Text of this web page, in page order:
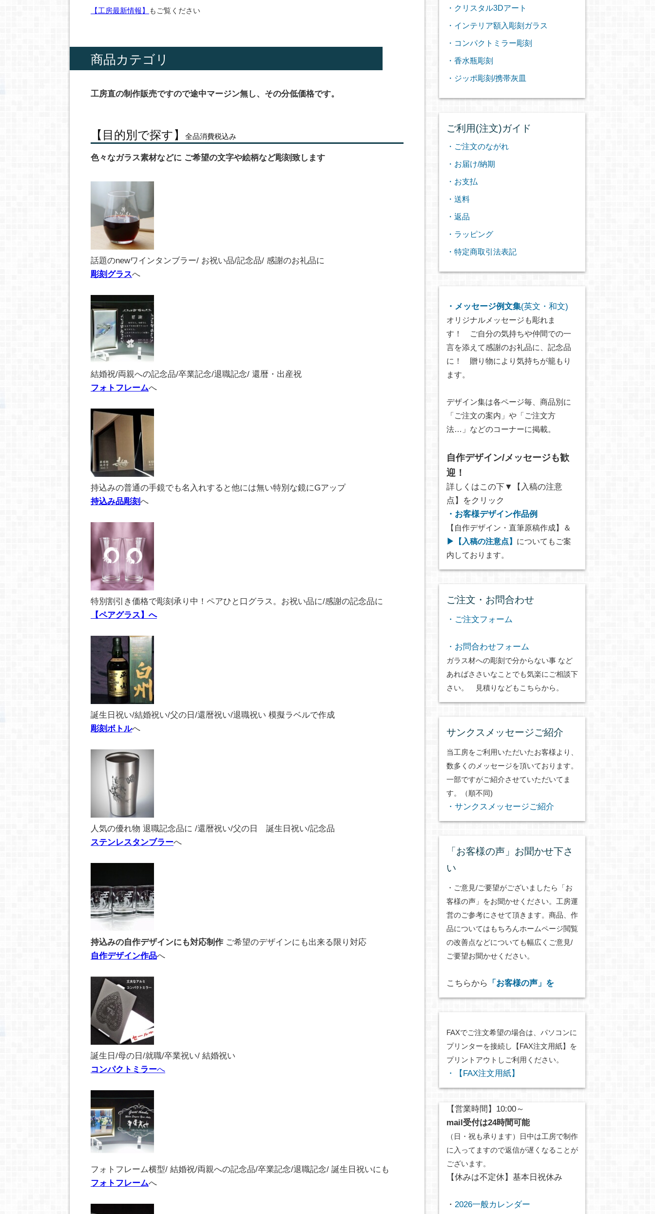
【工房最新情報】 もご覧ください
商品カテゴリ
工房直の制作販売ですので途中マージン無し、その分低価格です。
【目的別で探す】 全品消費税込み
色々なガラス素材などに ご希望の文字や絵柄など彫刻致します
話題のnewワインタンブラー/ お祝い品/記念品/ 感謝のお礼品に
彫刻グラスへ
結婚祝/両親への記念品/卒業記念/退職記念/ 還暦・出産祝
フォトフレームへ
持込みの普通の手鏡でも名入れすると他には無い特別な鏡にGアップ
持込み品彫刻へ
特別割引き価格で彫刻承り中！ペアひと口グラス。お祝い品に/感謝の記念品に
【ペアグラス】へ
誕生日祝い/結婚祝い/父の日/還暦祝い/退職祝い 模擬ラベルで作成
彫刻ボトルへ
人気の優れ物 退職記念品に /還暦祝い/父の日 誕生日祝い/記念品
ステンレスタンブラーへ
持込みの自作デザインにも対応制作 ご希望のデザインにも出来る限り対応
自作デザイン作品へ
誕生日/母の日/就職/卒業祝い/ 結婚祝い
コンパクトミラーへ
フォトフレーム横型/ 結婚祝/両親への記念品/卒業記念/退職記念/ 誕生日祝いにも
フォトフレームへ
・クリスタル3Dアート
・インテリア額入彫刻ガラス
・コンパクトミラー彫刻
・香水瓶彫刻
・ジッポ彫刻/携帯灰皿
ご利用(注文)ガイド
・ご注文のながれ
・お届け/納期
・お支払
・送料
・返品
・ラッピング
・特定商取引法表記
・メッセージ例文集(英文・和文)
オリジナルメッセージも彫れま
す！ ご自分の気持ちや仲間での一
言を添えて感謝のお礼品に、記念品
に！ 贈り物により気持ちが籠もり
ます。
デザイン集は各ページ毎、商品別に
「ご注文の案内」や「ご注文方
法…」などのコーナーに掲載。
自作デザイン/メッセージも歓
迎！
詳しくはこの下▼【入稿の注意
点】をクリック
・お客様デザイン作品例
【自作デザイン・直筆原稿作成】＆
▶【入稿の注意点】 についてもご案
内しております。
ご注文・お問合わせ
・ご注文フォーム
・お問合わせフォーム
ガラス材への彫刻で分からない事 など
あればささいなことでも気楽にご相談下
さい。 見積りなどもこちらから。
サンクスメッセージご紹介
当工房をご利用いただいたお客様より、
数多くのメッセージを頂いております。
一部ですがご紹介させていただいてま
す。（順不同)
・サンクスメッセージご紹介
「お客様の声」お聞かせ下さ
い
・ご意見/ご要望がございましたら「お
客様の声」をお聞かせください。工房運
営のご参考にさせて頂きます。商品、作
品についてはもちろんホームページ閲覧
の改善点などについても幅広くご意見/
ご要望お聞かせください。
こちらから 「お客様の声」を
FAXでご注文希望の場合は、パソコンに
プリンターを接続し【FAX注文用紙】を
プリントアウトしご利用ください。
・【FAX注文用紙】
【営業時間】10:00～
mail受付は24時間可能
（日・祝も承ります）日中は工房で制作
に入ってますので返信が遅くなることが
ございます。
【休みは不定休】基本日祝休み
・ 2026一般カレンダー